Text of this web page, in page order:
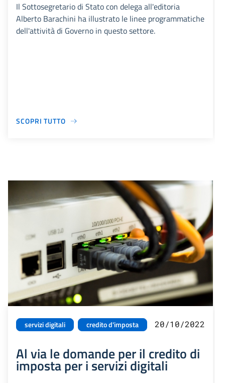
Il Sottosegretario di Stato con delega all'editoria
Alberto Barachini ha illustrato le linee programmatiche
dell'attività di Governo in questo settore.
SCOPRI TUTTO
servizi digitali credito d'imposta 20/10/2022
Al via le domande per il credito di
imposta per i servizi digitali